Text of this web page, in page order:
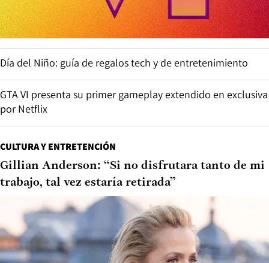
Día del Niño: guía de regalos tech y de entretenimiento
GTA VI presenta su primer gameplay extendido en exclusiva
por Netflix
CULTURA Y ENTRETENCIÓN
Gillian Anderson: “Si no disfrutara tanto de mi
trabajo, tal vez estaría retirada”